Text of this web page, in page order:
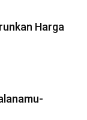
Harga